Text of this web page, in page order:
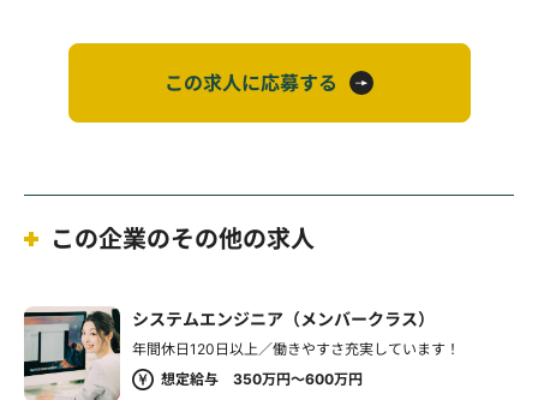
この求人に応募する
この企業のその他の求人
システムエンジニア（メンバークラス）
年間休日120日以上／働きやすさ充実しています！
想定給与 350万円～600万円